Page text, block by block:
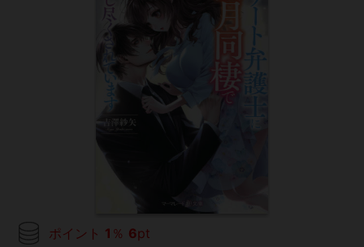
ポイント 1 ％ 6pt